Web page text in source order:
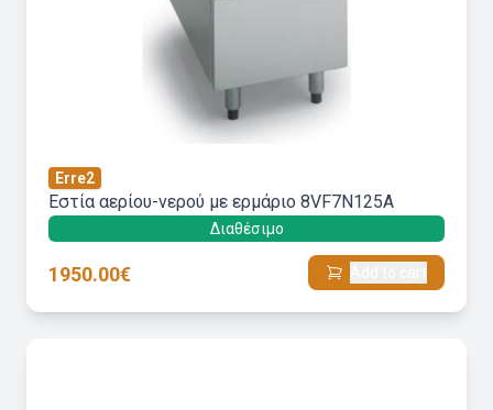
Erre2
Εστία αερίου-νερού με ερμάριο 8VF7N125A
Διαθέσιμο
1950.00€